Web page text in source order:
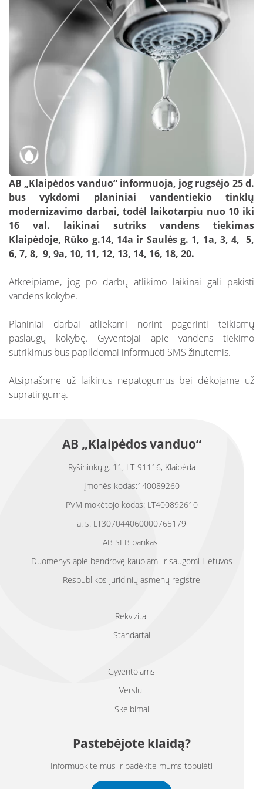
schemos
Papildomai teikiamos paslaugos
gyventojams
Nuotekų išvežimas
Skundų nagrinėjimas neteismine tvarka
Prašymai pakloti tinklus iki sklypo ribos
Papildomai teikiamos paslaugos verslui
DUK: Skolos
DUK: Nuotolinė apskaita
DUK: Apsaugos zonos
AB „Klaipėdos vanduo“ informuoja, jog rugsėjo 25 d.
bus vykdomi planiniai vandentiekio tinklų
modernizavimo darbai, todėl laikotarpiu nuo 10 iki
16 val. laikinai sutriks vandens tiekimas
Klaipėdoje, Rūko g.14, 14a ir Saulės g. 1, 1a, 3, 4, 5,
6, 7, 8, 9, 9a, 10, 11, 12, 13, 14, 16, 18, 20.
Atkreipiame, jog po darbų atlikimo laikinai gali pakisti
vandens kokybė.
Planiniai darbai atliekami norint pagerinti teikiamų
paslaugų kokybę. Gyventojai apie vandens tiekimo
sutrikimus bus papildomai informuoti SMS žinutėmis.
Atsiprašome už laikinus nepatogumus bei dėkojame už
supratingumą.
AB „Klaipėdos vanduo“
Ryšininkų g. 11, LT-91116, Klaipėda
Įmonės kodas:140089260
PVM mokėtojo kodas: LT400892610
a. s. LT307044060000765179
AB SEB bankas
Duomenys apie bendrovę kaupiami ir saugomi Lietuvos
Respublikos juridinių asmenų registre
Rekvizitai
Standartai
Gyventojams
Verslui
Skelbimai
Pastebėjote klaidą?
Informuokite mus ir padėkite mums tobulėti